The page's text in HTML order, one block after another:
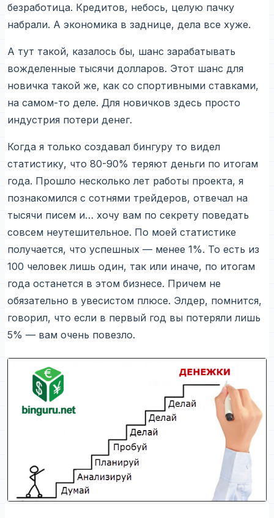
безработица. Кредитов, небось, целую пачку
набрали. А экономика в заднице, дела все хуже.
А тут такой, казалось бы, шанс зарабатывать
вожделенные тысячи долларов. Этот шанс для
новичка такой же, как со спортивными ставками,
на самом-то деле. Для новичков здесь просто
индустрия потери денег.
Когда я только создавал бингуру то видел
статистику, что 80-90% теряют деньги по итогам
года. Прошло несколько лет работы проекта, я
познакомился с сотнями трейдеров, отвечал на
тысячи писем и… хочу вам по секрету поведать
совсем неутешительное. По моей статистике
получается, что успешных — менее 1%. То есть из
100 человек лишь один, так или иначе, по итогам
года останется в этом бизнесе. Причем не
обязательно в увесистом плюсе. Элдер, помнится,
говорил, что если в первый год вы потеряли лишь
5% — вам очень повезло.